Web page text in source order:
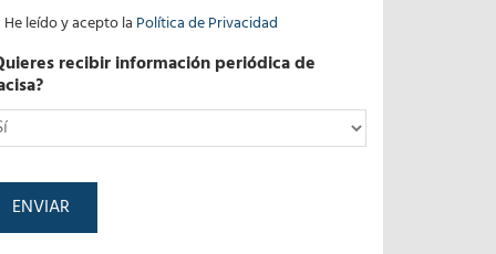
He leído y acepto la Política de Privacidad
recibir información periódica de